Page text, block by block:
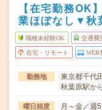
【在宅勤務OK
業ほぼなし▼秋
職種未経験OK 交通費
在宅・リモート WEB
勤務地
東京都千代
秋葉原駅か
曜日頻度 月～金／週